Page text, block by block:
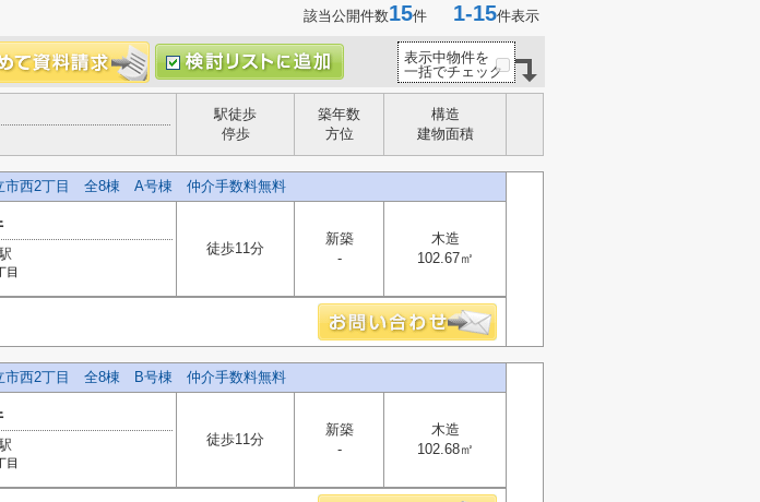
該当公開件数15件 1-15件表示
表示中物件を
一括でチェック
駅徒歩
停歩
築年数
方位
構造
建物面積
市西2丁目 全8棟 A号棟 仲介手数料無料
目
徒歩11分
新築
-
木造
102.67㎡
市西2丁目 全8棟 B号棟 仲介手数料無料
目
徒歩11分
新築
-
木造
102.68㎡